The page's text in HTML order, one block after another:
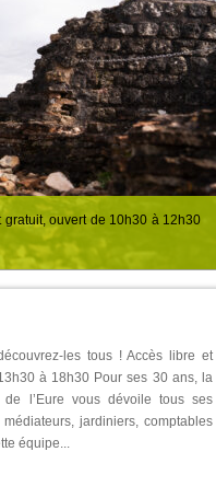
gratuit, ouvert de 10h30 à 12h30
les tous ! Accès libre et
à 18h30 Pour ses 30 ans, la
de l’Eure vous dévoile tous ses
jardiniers, comptables
équipe...